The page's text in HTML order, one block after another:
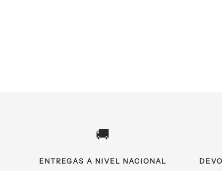
🚚
ENTREGAS A NIVEL NACIONAL